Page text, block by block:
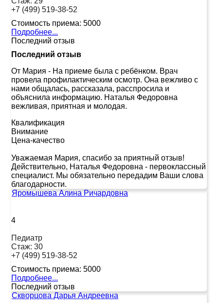
+7 (499) 519-38-52
Стоимость приема: 5000
Подробнее...
Последний отзыв
Последний отзыв
От Мария - На приеме была с ребёнком. Врач
провела профилактическим осмотр. Она вежливо с
нами общалась, рассказала, расспросила и
объяснила информацию. Наталья Федоровна
вежливая, приятная и молодая.
Квалификация
Внимание
Цена-качество
Уважаемая Мария, спасибо за приятный отзыв!
Действительно, Наталья Федоровна - первоклассный
специалист. Мы обязательно передадим Ваши слова
благодарности.
Яромышева Алина Ричардовна
4
Педиатр
Стаж: 30
+7 (499) 519-38-52
Стоимость приема: 5000
Подробнее...
Последний отзыв
Скворцова Дарья Андреевна